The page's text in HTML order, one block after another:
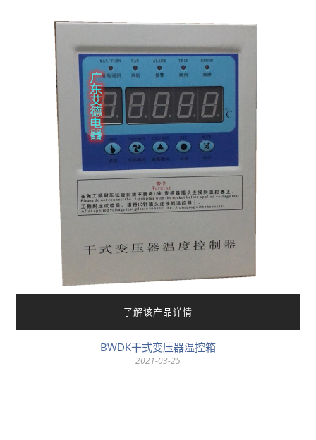
了解该产品详情
BWDK干式变压器温控箱
2021-03-25